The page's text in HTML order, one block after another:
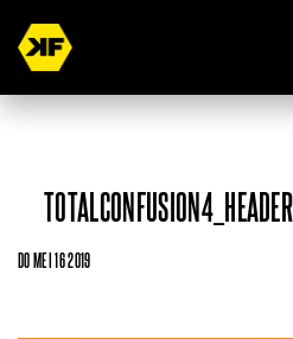
DO MEI 16 2019